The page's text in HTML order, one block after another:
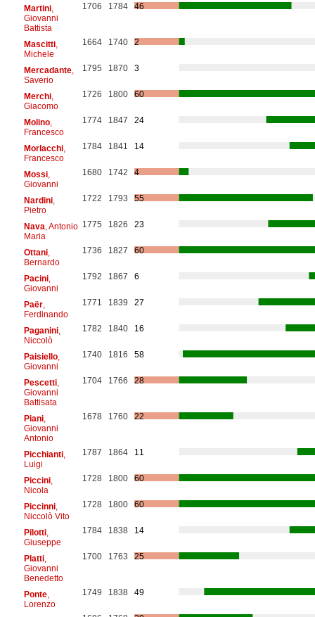
Martini,
Giovanni
Battista
1706 1784 46
Mascitti,
Michele
1664 1740 2
Mercadante,
Saverio
1795 1870 3
Merchi,
Giacomo
1726 1800 60
Molino,
Francesco
1774 1847 24
Morlacchi,
Francesco
1784 1841 14
Mossi,
Giovanni
1680 1742 4
Nardini,
Pietro
1722 1793 55
Nava , Antonio
Maria
1775 1826 23
Ottani,
Bernardo
1736 1827 60
Pacini,
Giovanni
1792 1867 6
Paër,
Ferdinando
1771 1839 27
Paganini,
Niccolò
1782 1840 16
Paisiello,
Giovanni
1740 1816 58
Pescetti,
Giovanni
Battisata
1704 1766 28
Piani,
Giovanni
Antonio
1678 1760 22
Picchianti,
Luigi
1787 1864 11
Piccini,
Nicola
1728 1800 60
Piccinni,
Niccolò Vito
1728 1800 60
Pilotti,
Giuseppe
1784 1838 14
Platti,
Giovanni
Benedetto
1700 1763 25
Ponte,
Lorenzo
1749 1838 49